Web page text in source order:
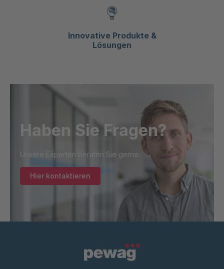
Innovative Produkte &
Lösungen
Haben Sie Fragen?
Unsere Experten beraten Sie gerne.
Hier kontaktieren